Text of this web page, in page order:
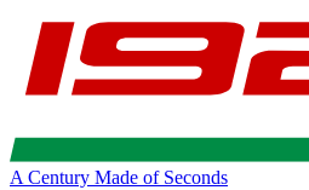
A Century Made of Seconds